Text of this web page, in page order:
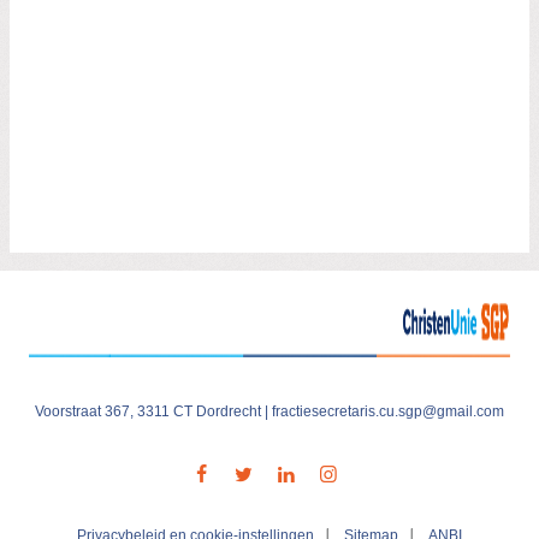
Voorstraat 367, 3311 CT Dordrecht | fractiesecretaris.cu.sgp@gmail.com
Privacybeleid en cookie-instellingen Sitemap ANBI